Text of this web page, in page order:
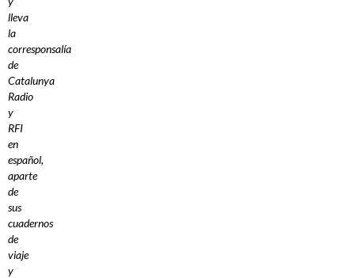
lleva
la
corresponsalía
de
Catalunya
Radio
y
RFI
en
español,
aparte
de
sus
cuadernos
de
viaje
y